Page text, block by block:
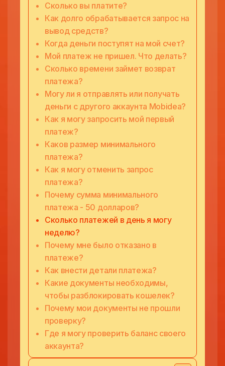
Сколько вы платите?
Как долго обрабатывается запрос на
вывод средств?
Когда деньги поступят на мой счет?
Мой платеж не пришел. Что делать?
Сколько времени займет возврат
платежа?
Могу ли я отправлять или получать
деньги с другого аккаунта Mobidea?
Как я могу запросить мой первый
платеж?
Каков размер минимального
платежа?
Как я могу отменить запрос
платежа?
Почему сумма минимального
платежа - 50 долларов?
Сколько платежей в день я могу
неделю?
Почему мне было отказано в
платеже?
Как внести детали платежа?
Какие документы необходимы,
чтобы разблокировать кошелек?
Почему мои документы не прошли
проверку?
Где я могу проверить баланс своего
аккаунта?